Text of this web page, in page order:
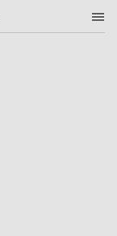
marcus hoehn